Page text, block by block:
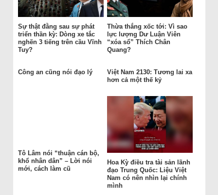
Sự thật đằng sau sự phát
triển thần kỳ: Dòng xe tắc
nghẽn 3 tiếng trên cầu Vĩnh
Tuy?
Thừa thắng xốc tới: Vì sao
lực lượng Dư Luận Viên
“xóa sổ” Thích Chân
Quang?
Công an cũng nói đạo lý
Việt Nam 2130: Tương lai xa
hơn cả một thế kỷ
Tô Lâm nói “thuận cán bộ,
khổ nhân dân” – Lời nói
mới, cách làm cũ
Hoa Kỳ điều tra tài sản lãnh
đạo Trung Quốc: Liệu Việt
Nam có nên nhìn lại chính
mình